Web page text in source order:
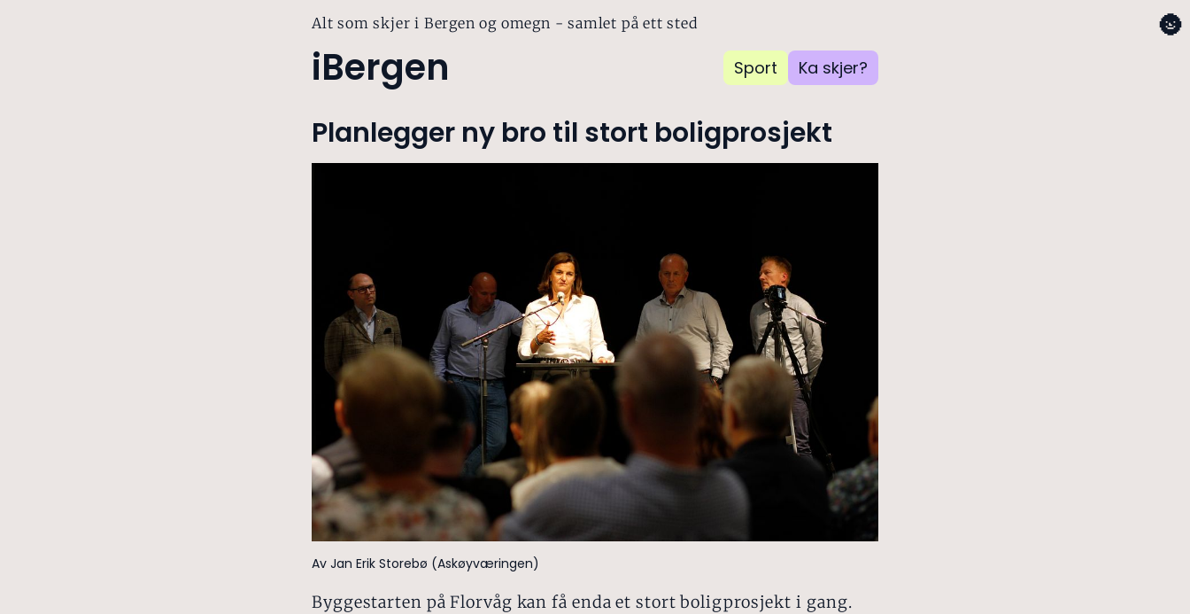
Alt som skjer i Bergen og omegn - samlet på ett sted
iBergen Sport Ka skjer?
🌚
Planlegger ny bro til stort boligprosjekt
Av Jan Erik Storebø (Askøyværingen)
Byggestarten på Florvåg kan få enda et stort boligprosjekt i gang.